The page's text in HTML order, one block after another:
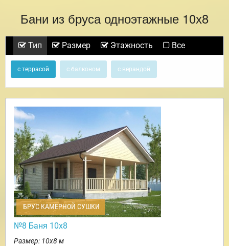
Бани из бруса одноэтажные 10х8
Тип Размер Этажность Все
с террасой с балконом с верандой
БРУС КАМЕРНОЙ СУШКИ
№8 Баня 10х8
Размер: 10х8 м